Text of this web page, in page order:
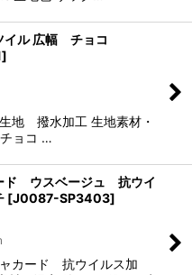
ル 広幅 チョコ
]
地 撥水加工 生地素材・
ョコ …
ド ウスベージュ 抗ウイ
[J0087-SP3403]
カード 抗ウイルス加